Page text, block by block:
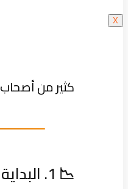
X
كثير من أصحاب
📉 1. البداية بدون دراسة جدوى